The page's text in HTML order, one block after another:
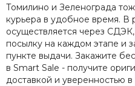
Томилино и Зеленограда
курьера в удобное время. В
осуществляется через
посылку на каждом этапе и
пункте выдачи. Закажите
в Smart Sale - получите
доставкой и уверенностью